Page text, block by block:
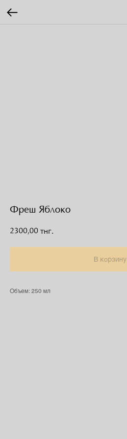
Фреш Яблоко
2300,00 тнг.
В корзину
Объем: 250 мл